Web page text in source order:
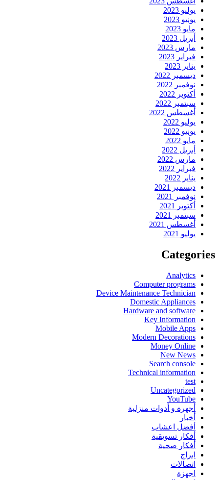
يوليو 2023
يونيو 2023
مايو 2023
أبريل 2023
مارس 2023
فبراير 2023
يناير 2023
ديسمبر 2022
نوفمبر 2022
أكتوبر 2022
سبتمبر 2022
أغسطس 2022
يوليو 2022
يونيو 2022
مايو 2022
أبريل 2022
مارس 2022
فبراير 2022
يناير 2022
ديسمبر 2021
نوفمبر 2021
أكتوبر 2021
سبتمبر 2021
أغسطس 2021
يوليو 2021
Categories
Analytics
Computer programs
Device Maintenance Technician
Domestic Appliances
Hardware and software
Key Information
Mobile Apps
Modern Decorations
Money Online
New News
Search console
Technical information
test
Uncategorized
YouTube
أجهرة و أدوات منزلية
أخبار
أفضل اعشاب
أفكار تسويقية
أفكار صحية
ابراج
اتصالات
اجهزة